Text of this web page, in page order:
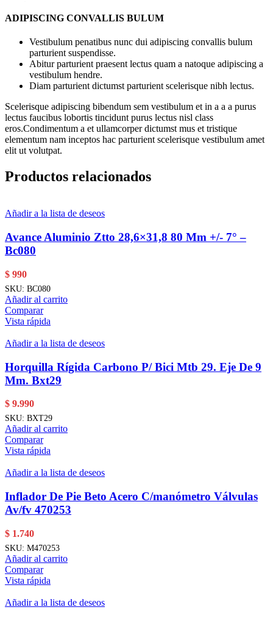
ADIPISCING CONVALLIS BULUM
Vestibulum penatibus nunc dui adipiscing convallis bulum
parturient suspendisse.
Abitur parturient praesent lectus quam a natoque adipiscing a
vestibulum hendre.
Diam parturient dictumst parturient scelerisque nibh lectus.
Scelerisque adipiscing bibendum sem vestibulum et in a a a purus
lectus faucibus lobortis tincidunt purus lectus nisl class
eros.Condimentum a et ullamcorper dictumst mus et tristique
elementum nam inceptos hac parturient scelerisque vestibulum amet
elit ut volutpat.
Productos relacionados
Añadir a la lista de deseos
Avance Aluminio Ztto 28,6×31,8 80 Mm +/- 7° –
Bc080
$ 990
SKU: BC080
Añadir al carrito
Comparar
Vista rápida
Añadir a la lista de deseos
Horquilla Rígida Carbono P/ Bici Mtb 29. Eje De 9
Mm. Bxt29
$ 9.990
SKU: BXT29
Añadir al carrito
Comparar
Vista rápida
Añadir a la lista de deseos
Inflador De Pie Beto Acero C/manómetro Válvulas
Av/fv 470253
$ 1.740
SKU: M470253
Añadir al carrito
Comparar
Vista rápida
Añadir a la lista de deseos